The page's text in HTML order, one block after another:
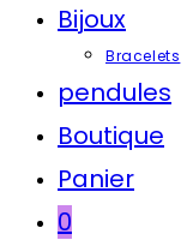
Bijoux
Bracelets
pendules
Boutique
Panier
0